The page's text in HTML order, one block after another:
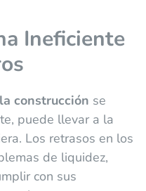
Ineficiente
construcción se
puede llevar a la
Los retrasos en los
de liquidez,
con sus